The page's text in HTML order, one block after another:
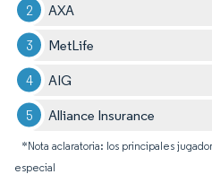
AXA
MetLife
AIG
Alliance Insurance
*Nota aclaratoria: los principales
especial